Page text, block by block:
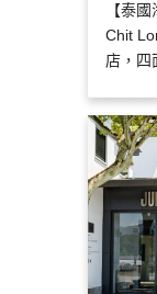
【泰
Chit
店，四